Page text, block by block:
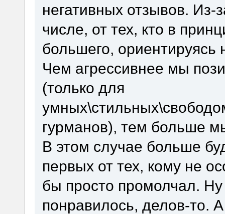
негативных отзывов.
числе, от тех, кто в
большего, ориентируясь
Чем агрессивнее мы
(только для
гурманов), тем больше
В этом случае больше
первых от тех, кому не
бы просто промолчал.
понравилось, делов-то.